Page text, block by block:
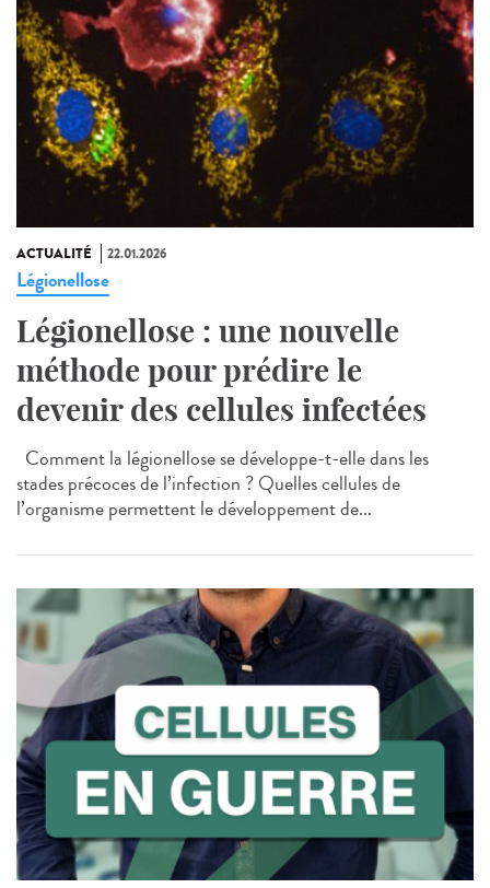
ACTUALITÉ 22.01.2026
Légionellose
Légionellose : une nouvelle
méthode pour prédire le
devenir des cellules infectées
Comment la légionellose se développe-t-elle dans les
stades précoces de l’infection ? Quelles cellules de
l’organisme permettent le développement de...